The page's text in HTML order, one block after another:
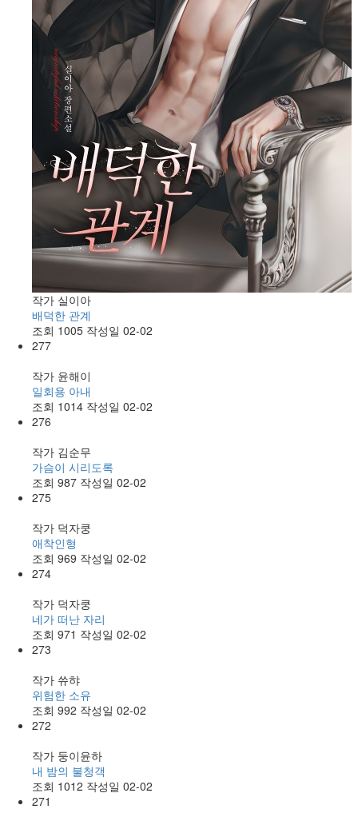
작가 실이아
배덕한 관계
조회 1005 작성일 02-02
277
작가 윤해이
일회용 아내
조회 1014 작성일 02-02
276
작가 김순무
가슴이 시리도록
조회 987 작성일 02-02
275
작가 덕자쿵
애착인형
조회 969 작성일 02-02
274
작가 덕자쿵
네가 떠난 자리
조회 971 작성일 02-02
273
작가 쓔햐
위험한 소유
조회 992 작성일 02-02
272
작가 둥이윤하
내 밤의 불청객
조회 1012 작성일 02-02
271